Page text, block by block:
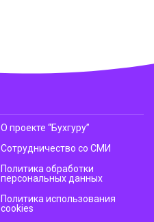
О проекте “Бухгуру”
Сотрудничество со СМИ
Политика обработки
персональных данных
Политика использования
cookies